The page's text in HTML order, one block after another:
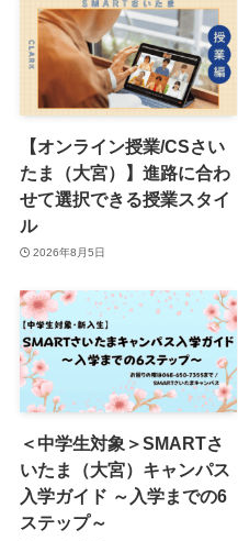
【オンライン授業/CSさい
たま（大宮）】進路に合わ
せて選択できる授業スタイ
ル
2026年8月5日
＜中学生対象＞SMARTさ
いたま（大宮）キャンパス
入学ガイド ～入学までの6
ステップ～